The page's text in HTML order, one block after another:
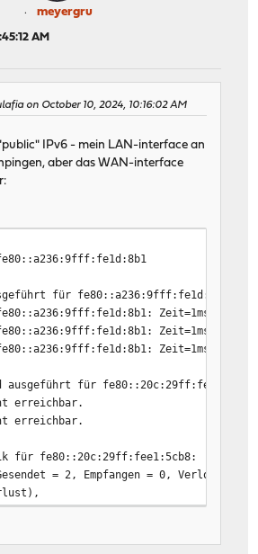
meyergru
AM
on October 10, 2024, 10:16:02 AM
IPv6 - mein LAN-interface an
aber das WAN-interface
für fe80::a236:9fff:fe1d:8b1 mit
Zeit=1ms
Zeit=1ms
Zeit=1ms
ausgeführt für fe80::20c:29ff:fee1:5cb8
erreichbar.
erreichbar.
für fe80::20c:29ff:fee1:5cb8:
= 2, Empfangen = 0, Verloren = 2